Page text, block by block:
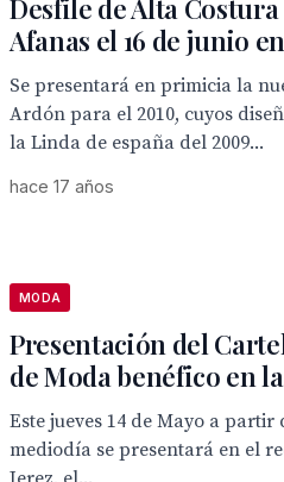
Desfile de Alta
Afanas el 16 de junio
Se presentará en primicia la
Ardón para el 2010, cuyos
la Linda de españa del 2009...
hace 17 años
MODA
Presentación del
de Moda benéfico en
Este jueves 14 de Mayo a partir
mediodía se presentará en el